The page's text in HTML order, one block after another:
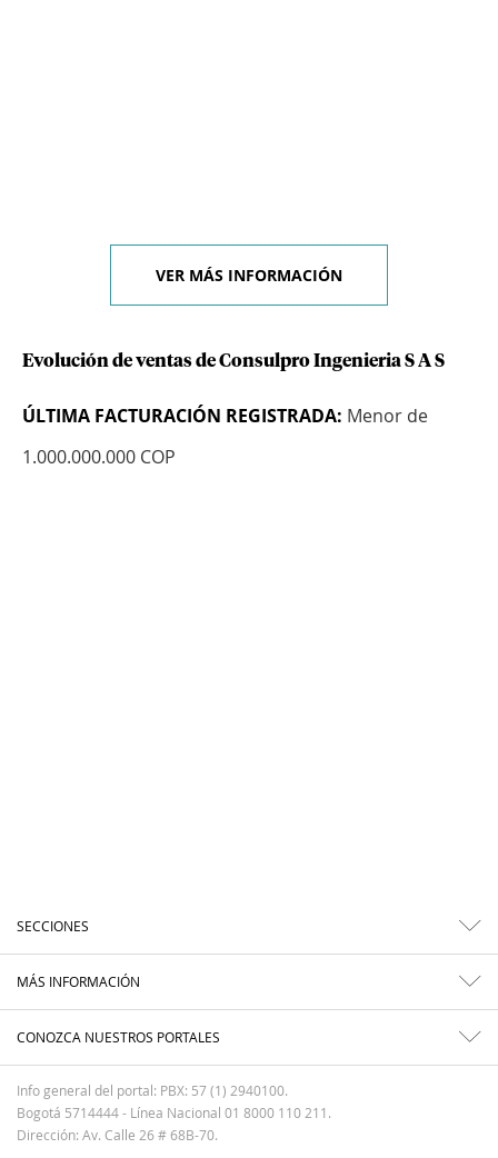
VER MÁS INFORMACIÓN
Evolución de ventas de Consulpro Ingenieria S A S
ÚLTIMA FACTURACIÓN REGISTRADA: Menor de
1.000.000.000 COP
SECCIONES
MÁS INFORMACIÓN
CONOZCA NUESTROS PORTALES
Info general del portal: PBX: 57 (1) 2940100.
Bogotá 5714444 - Línea Nacional 01 8000 110 211.
Dirección: Av. Calle 26 # 68B-70.